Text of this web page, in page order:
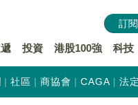
投資 港股100強 科技
訂閱
社區 商協會 CAGA 法